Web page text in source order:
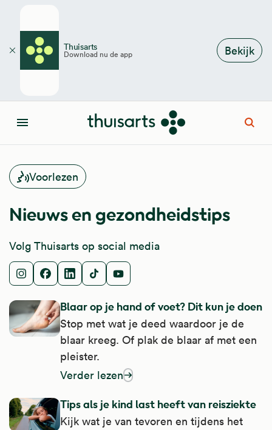
Thuisarts
Download nu de app Bekijk
Sluiten
Menu
Voorlezen
Nieuws en gezondheidstips
Volg Thuisarts op social media
InstagramFacebook
LinkedInTikTokYoutube
Alle artikelenBlaar op je hand of voet? Dit kun je doen
Stop met wat je deed waardoor je de
blaar kreeg. Of plak de blaar af met een
pleister.
Verder lezen
over blaar op je hand of voet? Dit kun je
Tips als je kind last heeft van reisziekte
Kijk wat je van tevoren en tijdens het